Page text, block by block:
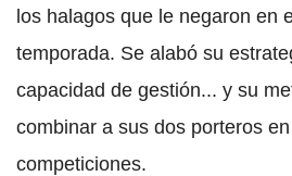
los halagos que le negaron en
temporada. Se alabó su
capacidad de gestión... y su
combinar a sus dos porteros
competiciones.